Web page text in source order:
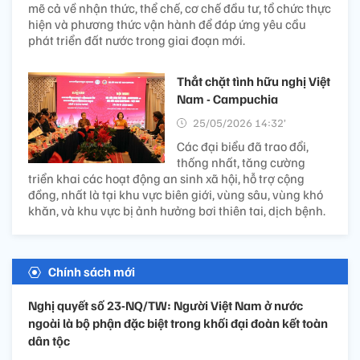
mẽ cả về nhận thức, thể chế, cơ chế đầu tư, tổ chức thực
hiện và phương thức vận hành để đáp ứng yêu cầu
phát triển đất nước trong giai đoạn mới.
Thắt chặt tình hữu nghị Việt
Nam - Campuchia
25/05/2026 14:32’
Các đại biểu đã trao đổi,
thống nhất, tăng cường
triển khai các hoạt động an sinh xã hội, hỗ trợ cộng
đồng, nhất là tại khu vực biên giới, vùng sâu, vùng khó
khăn, và khu vực bị ảnh hưởng bơi thiên tai, dịch bệnh.
Chính sách mới
Nghị quyết số 23-NQ/TW: Người Việt Nam ở nước
ngoài là bộ phận đặc biệt trong khối đại đoàn kết toàn
dân tộc